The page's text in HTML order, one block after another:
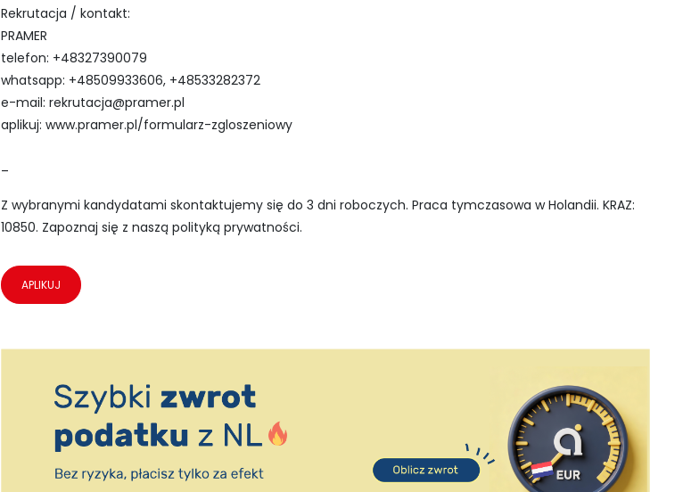
Rekrutacja / kontakt:
PRAMER
telefon: +48327390079
whatsapp: +48509933606, +48533282372
e-mail: rekrutacja@pramer.pl
aplikuj: www.pramer.pl/formularz-zgloszeniowy
Z wybranymi kandydatami skontaktujemy się do 3 dni roboczych. Praca tymczasowa w Holandii. KRAZ:
10850. Zapoznaj się z naszą polityką prywatności.
APLIKUJ